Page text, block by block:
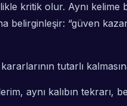
kritik olur. Aynı
belirginleşir: “güven
tutarlı
aynı kalıbın tekrarı,